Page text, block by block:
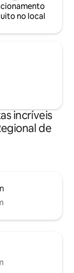
no local
incríveis
de